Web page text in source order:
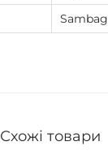
Sambag
Схожі товари